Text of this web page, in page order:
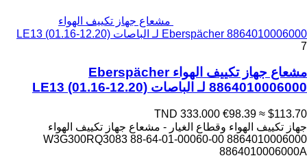
مشعاع جهاز تكييف الهواء
Eberspächer 8864010006000 لـ الباصات LE13 (01.16-12.20)
7
مشعاع جهاز تكييف الهواء Eberspächer
8864010006000 لـ الباصات LE13 (01.16-12.20)
TND 333.000 €98.39 ≈ $113.70
جهاز تكييف الهواء وقطاع الغيار - مشعاع جهاز تكييف الهواء
8864010006000 88-64-01-00060-00 W3G300RQ3083
8864010006000A